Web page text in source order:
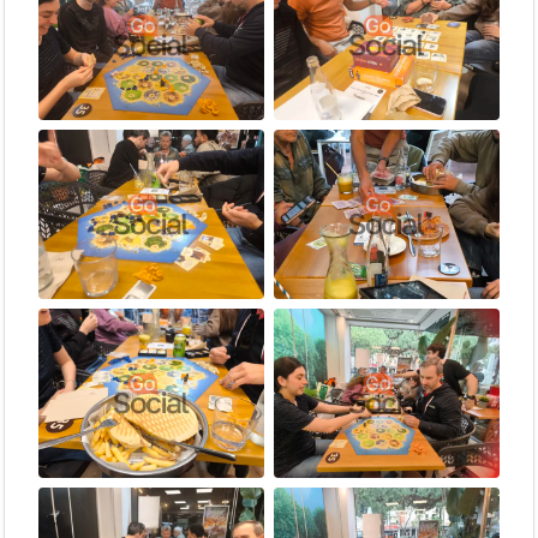
Deep Sea Adventure
Uno
Y los juegos que tú traigas para compartir
¡Y muchos más!
🏠 ¿Dónde nos encontramos?
El evento tiene lugar enLorena (P.º Jesús Santos Rein, 1,
29640 Fuengirola, Málaga): un espacio acogedor, bien
ambientado y con una carta perfecta para acompañar la tarde.
⚠️ No se puede traer comida ni bebida de fuera. Por favor, pide
del menú del establecimiento — es parte del acuerdo con el
local que nos permite usar el espacio. 🙏
📋 ¿Cómo apuntarte?
Regístrateen GoSocial si aún no tienes cuenta.
Reserva tu plazaen lapágina de eventospara asegurar tu